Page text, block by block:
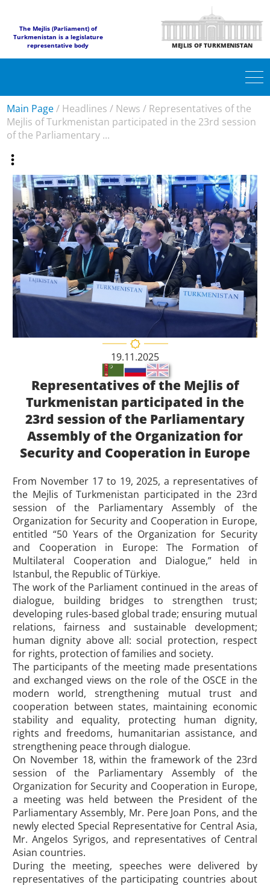
The Mejlis (Parliament) of
Turkmenistan is a legislature
representative body
MEJLIS OF TURKMENISTAN
Main Page/ Headlines / News / Representatives of the
Mejlis of Turkmenistan participated in the 23rd session
of the Parliamentary ...
19.11.2025
Representatives of the Mejlis of
Turkmenistan participated in the
23rd session of the Parliamentary
Assembly of the Organization for
Security and Cooperation in Europe
From November 17 to 19, 2025, a representatives of
the Mejlis of Turkmenistan participated in the 23rd
session of the Parliamentary Assembly of the
Organization for Security and Cooperation in Europe,
entitled “50 Years of the Organization for Security
and Cooperation in Europe: The Formation of
Multilateral Cooperation and Dialogue,” held in
Istanbul, the Republic of Türkiye.
The work of the Parliament continued in the areas of
dialogue, building bridges to strengthen trust;
developing rules-based global trade; ensuring mutual
relations, fairness and sustainable development;
human dignity above all: social protection, respect
for rights, protection of families and society.
The participants of the meeting made presentations
and exchanged views on the role of the OSCE in the
modern world, strengthening mutual trust and
cooperation between states, maintaining economic
stability and equality, protecting human dignity,
rights and freedoms, humanitarian assistance, and
strengthening peace through dialogue.
On November 18, within the framework of the 23rd
session of the Parliamentary Assembly of the
Organization for Security and Cooperation in Europe,
a meeting was held between the President of the
Parliamentary Assembly, Mr. Pere Joan Pons, and the
newly elected Special Representative for Central Asia,
Mr. Angelos Syrigos, and representatives of Central
Asian countries.
During the meeting, speeches were delivered by
representatives of the participating countries about